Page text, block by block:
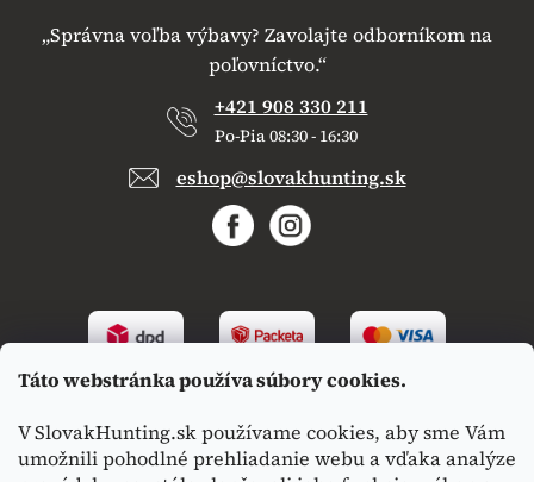
Táto webstránka používa súbory cookies.
V SlovakHunting.sk používame cookies, aby sme Vám
umožnili pohodlné prehliadanie webu a vďaka analýze
„Správna voľba výbavy? Zavolajte odborníkom na
poľovníctvo.“
+421 908 330 211
Po-Pia 08:30 - 16:30
eshop@slovakhunting.sk